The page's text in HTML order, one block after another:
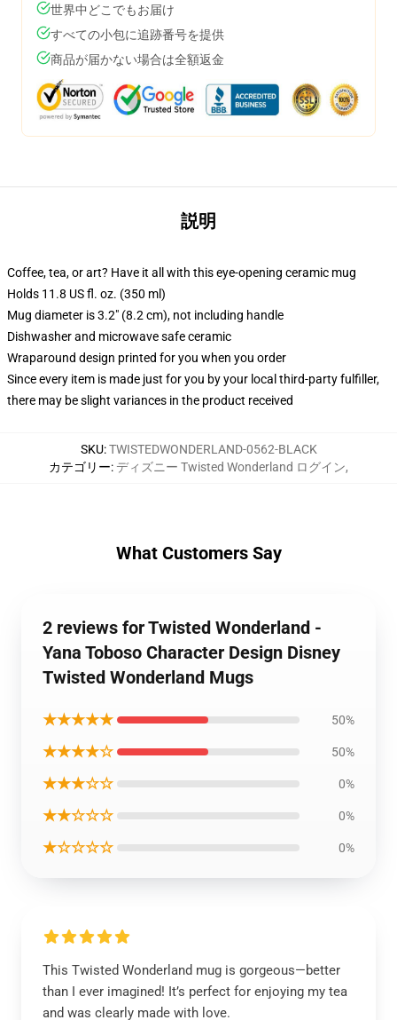
世界中どこでもお届け
すべての小包に追跡番号を提供
商品が届かない場合は全額返金
説明
Coffee, tea, or art? Have it all with this eye-opening ceramic mug
Holds 11.8 US fl. oz. (350 ml)
Mug diameter is 3.2" (8.2 cm), not including handle
Dishwasher and microwave safe ceramic
Wraparound design printed for you when you order
Since every item is made just for you by your local third-party fulfiller,
there may be slight variances in the product received
SKU:TWISTEDWONDERLAND-0562-BLACK
カテゴリー:ディズニー Twisted Wonderland ログイン,
What Customers Say
2 reviews for Twisted Wonderland -
Yana Toboso Character Design Disney
Twisted Wonderland Mugs
★★★★★ 50%
★★★★☆ 50%
★★★☆☆ 0%
★★☆☆☆ 0%
★☆☆☆☆ 0%
This Twisted Wonderland mug is gorgeous—better
than I ever imagined! It’s perfect for enjoying my tea
and was clearly made with love.